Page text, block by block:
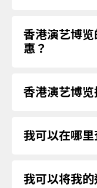
香港演艺博
惠？
香港演艺博
我可以在哪
我可以将我